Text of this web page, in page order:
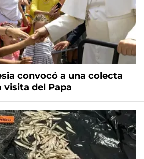
convocó a una colecta
visita del Papa